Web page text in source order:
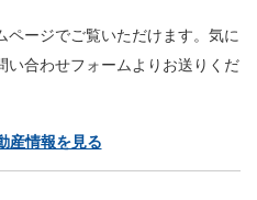
ージでご覧いただけます。気に
い合わせフォームよりお送りくだ
産情報を見る